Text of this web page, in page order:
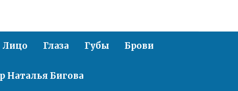
Лицо Глаза Губы Брови
Наталья Бигова